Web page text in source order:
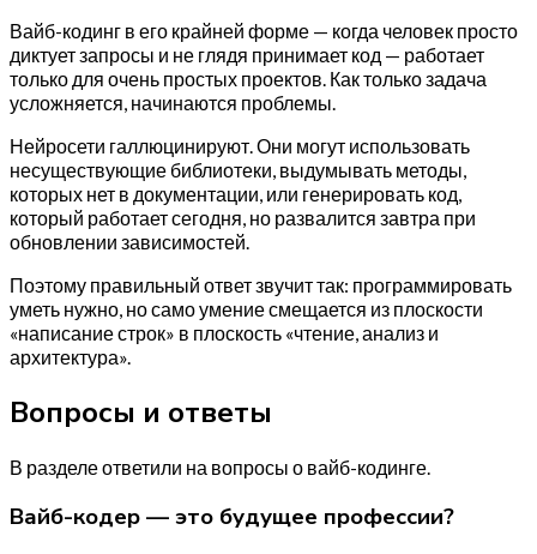
Вайб-кодинг в его крайней форме — когда человек просто
диктует запросы и не глядя принимает код — работает
только для очень простых проектов. Как только задача
усложняется, начинаются проблемы.
Нейросети галлюцинируют. Они могут использовать
несуществующие библиотеки, выдумывать методы,
которых нет в документации, или генерировать код,
который работает сегодня, но развалится завтра при
обновлении зависимостей.
Поэтому правильный ответ звучит так: программировать
уметь нужно, но само умение смещается из плоскости
«написание строк» в плоскость «чтение, анализ и
архитектура».
Вопросы и ответы
В разделе ответили на вопросы о вайб-кодинге.
Вайб-кодер — это будущее профессии?